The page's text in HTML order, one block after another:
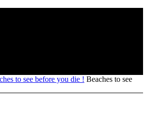
Beaches to see